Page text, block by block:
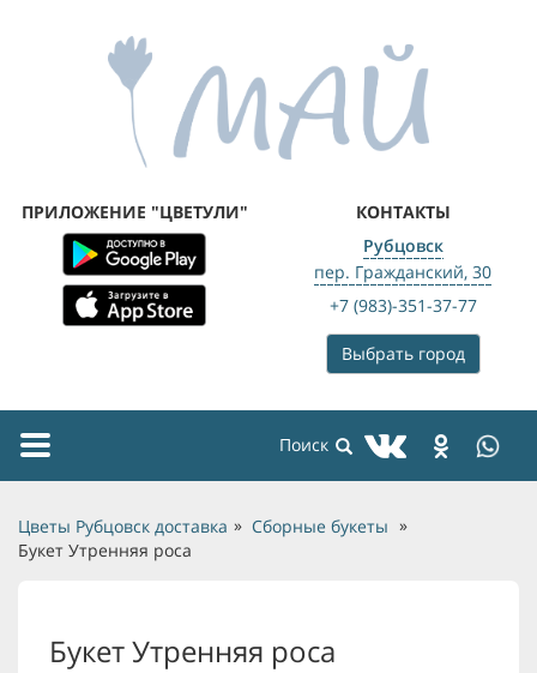
ПРИЛОЖЕНИЕ "ЦВЕТУЛИ"
КОНТАКТЫ
Рубцовск
пер. Гражданский, 30
+7 (983)-351-37-77
Выбрать город
Toggle
Цветы Рубцовск доставка
Сборные букеты
Букет Утренняя роса
Букет Утренняя роса